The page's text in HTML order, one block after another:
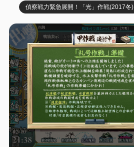
偵察戦力緊急展開！「光」作戦(2017冬)